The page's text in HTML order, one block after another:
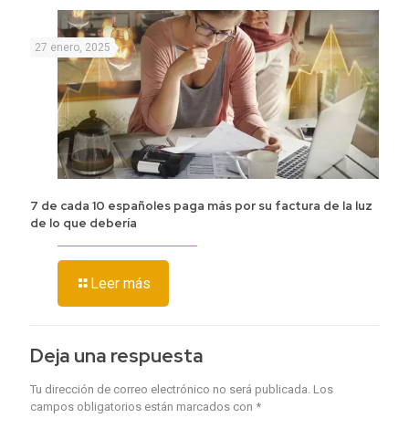
27 enero, 2025
7 de cada 10 españoles paga más por su factura de la luz
de lo que debería
Leer más
Deja una respuesta
Tu dirección de correo electrónico no será publicada. Los
campos obligatorios están marcados con *